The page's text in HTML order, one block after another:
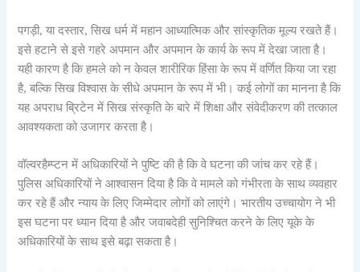
पगड़ी, या दस्तार, सिख धर्म में महान आध्यात्मिक और सांस्कृतिक मूल्य रखते हैं।
इसे हटाने से इसे गहरे अपमान और अपमान के कार्य के रूप में देखा जाता है।
यही कारण है कि हमले को न केवल शारीरिक हिंसा के रूप में वर्णित किया जा रहा
है, बल्कि सिख विश्वास के सीधे अपमान के रूप में भी। कई लोगों का मानना है कि
यह अपराध ब्रिटेन में सिख संस्कृति के बारे में शिक्षा और संवेदीकरण की तत्काल
आवश्यकता को उजागर करता है।
वॉल्वरहैम्प्टन में अधिकारियों ने पुष्टि की है कि वे घटना की जांच कर रहे हैं।
पुलिस अधिकारियों ने आश्वासन दिया है कि वे मामले को गंभीरता के साथ व्यवहार
कर रहे हैं और न्याय के लिए जिम्मेदार लोगों को लाएंगे। भारतीय उच्चायोग ने भी
इस घटना पर ध्यान दिया है और जवाबदेही सुनिश्चित करने के लिए यूके के
अधिकारियों के साथ इसे बढ़ा सकता है।